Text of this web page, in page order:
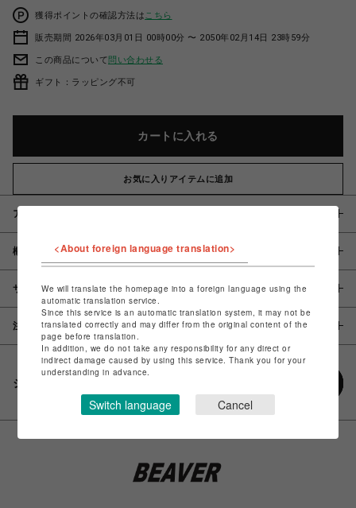
獲得ポイントの確認方法は こちら
販売期間 2026年03月01日 00時00分 〜 2050年02月14日 23時59分
この商品について問い合わせる
ギフト：ラッピング不可
カートに入れる
お気に入りアイテムに追加
アイテム説明 / 素材
概要
サイズ
注意事項
シェアする
<About foreign language translation>
We will translate the homepage into a foreign language using the
automatic translation service.
Since this service is an automatic translation system, it may not be
translated correctly and may differ from the original content of the
page before translation.
In addition, we do not take any responsibility for any direct or
indirect damage caused by using this service. Thank you for your
understanding in advance.
Switch language Cancel